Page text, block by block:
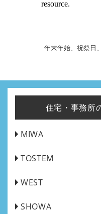
年末年始、祝祭日
住宅・事務所
MIWA
TOSTEM
WEST
SHOWA